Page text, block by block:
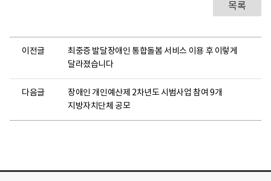
목록
이전글
최중증 발달장애인 통합돌봄 서비스 이용 후 이렇게
달라졌습니다
다음글
장애인 개인예산제 2차년도 시범사업 참여 9개
지방자치단체 공모